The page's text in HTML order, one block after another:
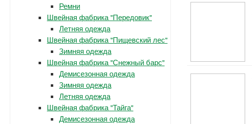
Ремни
Швейная фабрика "Передовик"
Летняя одежда
Швейная фабрика "Пищевский лес"
Зимняя одежда
Швейная фабрика "Снежный барс"
Демисезонная одежда
Зимняя одежда
Летняя одежда
Швейная фабрика "Тайга"
Демисезонная одежда